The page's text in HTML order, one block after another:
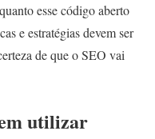
esse código aberto
e estratégias devem ser
de que o SEO vai
utilizar